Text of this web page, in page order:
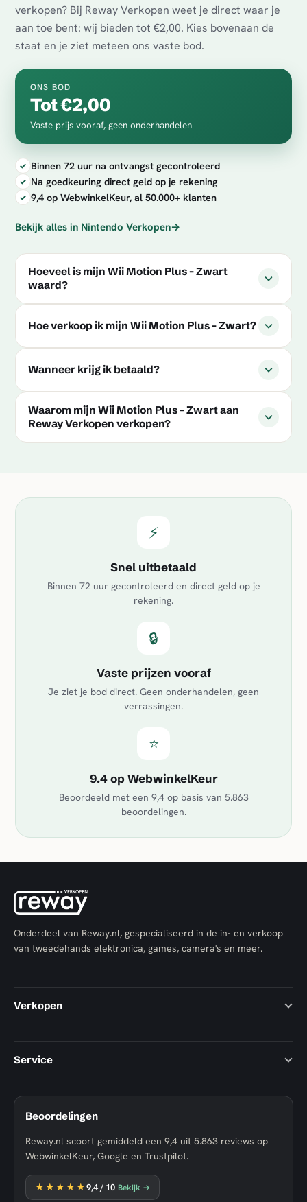
verkopen? Bij Reway Verkopen weet je direct waar je
aan toe bent: wij bieden tot €2,00. Kies bovenaan de
staat en je ziet meteen ons vaste bod.
ONS BOD
Tot €2,00
Vaste prijs vooraf, geen onderhandelen
Binnen 72 uur na ontvangst gecontroleerd
Na goedkeuring direct geld op je rekening
9,4 op WebwinkelKeur, al 50.000+ klanten
Bekijk alles in Nintendo Verkopen→
Hoeveel is mijn Wii Motion Plus - Zwart
waard?
Hoe verkoop ik mijn Wii Motion Plus - Zwart?
Wanneer krijg ik betaald?
Waarom mijn Wii Motion Plus - Zwart aan
Reway Verkopen verkopen?
⚡
Snel uitbetaald
Binnen 72 uur gecontroleerd en direct geld op je
rekening.
🔒
Vaste prijzen vooraf
Je ziet je bod direct. Geen onderhandelen, geen
verrassingen.
⭐
9.4 op WebwinkelKeur
Beoordeeld met een 9,4op basis van 5.863
beoordelingen.
Onderdeel van Reway.nl, gespecialiseerd in de in- en verkoop
van tweedehands elektronica, games, camera's en meer.
Verkopen
Service
Beoordelingen
Reway.nl scoort gemiddeld een 9,4 uit 5.863 reviews op
WebwinkelKeur, Google en Trustpilot.
★★★★★9,4/ 10 Bekijk →